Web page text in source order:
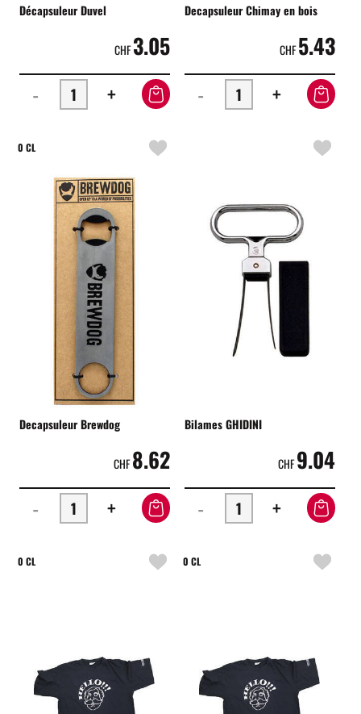
Décapsuleur Duvel
CHF3.05
-
+
Decapsuleur Chimay en bois
CHF5.43
-
+
0 CL
Decapsuleur Brewdog
CHF8.62
-
+
Bilames GHIDINI
CHF9.04
-
+
0 CL 0 CL